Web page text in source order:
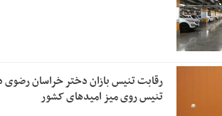
رقابت تنیس بازان دختر خراسان رضوی
تنیس روی میز امیدهای کشور